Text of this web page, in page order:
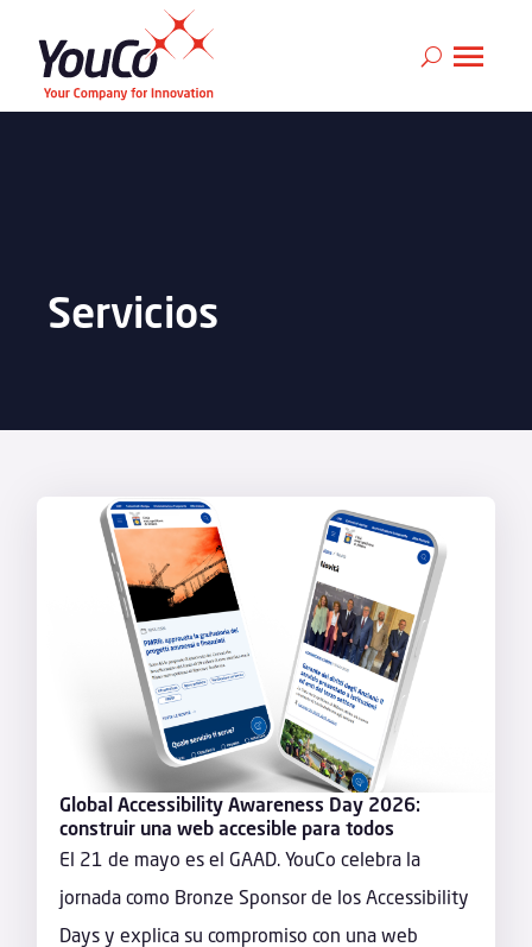
Servicios
Global Accessibility Awareness Day 2026:
construir una web accesible para todos
El 21 de mayo es el GAAD. YouCo celebra la
jornada como Bronze Sponsor de los Accessibility
Days y explica su compromiso con una web